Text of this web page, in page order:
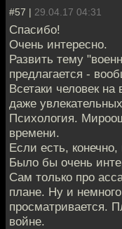
#57 | 29.04.17 04:31
Спасибо!
Очень интересно.
Развить тему
предлагается -
Всетаки человек на
даже
Психология.
времени.
Если есть,
Было бы очень
Сам только про
плане. Ну и немного
просматривается.
войне.